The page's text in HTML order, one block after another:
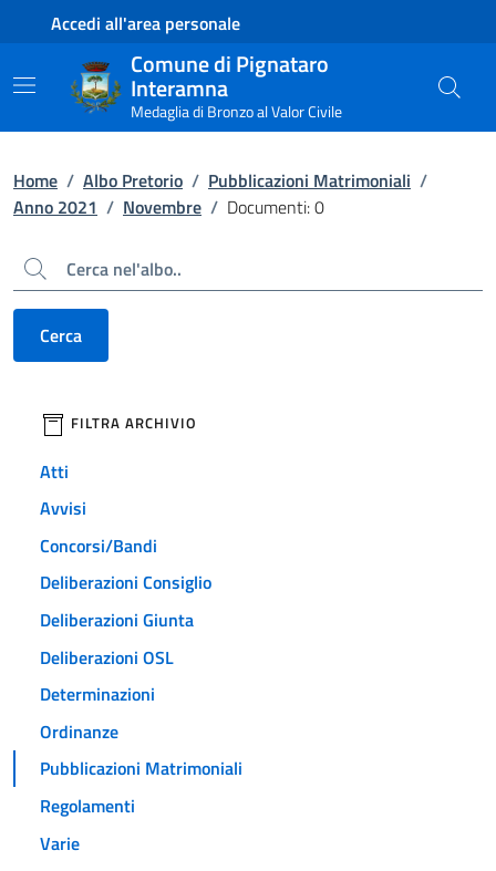
Contenuto principale
Piede di paginaAccedi all'area personale
Comune di Pignataro
Interamna
Medaglia di Bronzo al Valor Civile
Home / Albo Pretorio / Pubblicazioni Matrimoniali /
Anno 2021 / Novembre / Documenti: 0
Cerca
Cerca
filtri da applicare
FILTRA ARCHIVIO
Atti
Avvisi
Concorsi/Bandi
Deliberazioni Consiglio
Deliberazioni Giunta
Deliberazioni OSL
Determinazioni
Ordinanze
Pubblicazioni Matrimoniali
Regolamenti
Varie